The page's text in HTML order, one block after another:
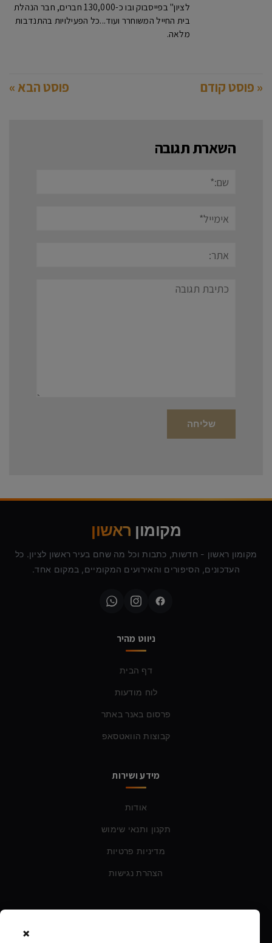
לציון" בפייסבוק ובו כ-130,000 חברים, חבר הנהלת
בית החייל המשוחרר ועוד...כל הפעילויות בהתנדבות
מלאה.
« פוסט קודם פוסט הבא »
השארת תגובה
תגובה
מקומון ראשון
מקומון ראשון - חדשות, כתבות וכל מה שחם בעיר ראשון לציון. כל
העדכונים, הסיפורים והאירועים המקומיים, במקום אחד.
ניווט מהיר
דף הבית
לוח מודעות
פרסום באנר באתר
קבוצות הוואטסאפ
מידע ושירות
אודות
תקנון ותנאי שימוש
מדיניות פרטיות
הצהרת נגישות
צרו קשר
×